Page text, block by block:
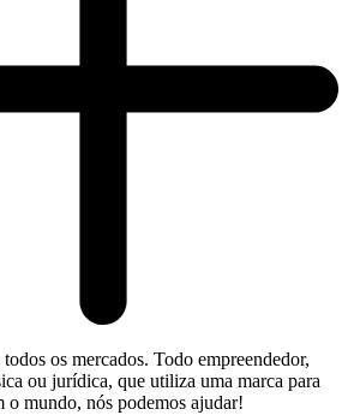
os mercados. Todo empreendedor,
ou jurídica, que utiliza uma marca para
o mundo, nós podemos ajudar!